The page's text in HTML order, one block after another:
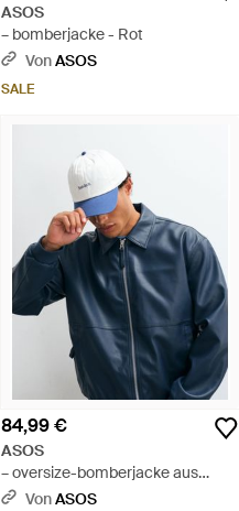
ASOS
– bomberjacke - Rot
VonASOS
SALE
84,99 €
ASOS
– oversize-bomberjacke aus
kunstleder - Blau
VonASOS